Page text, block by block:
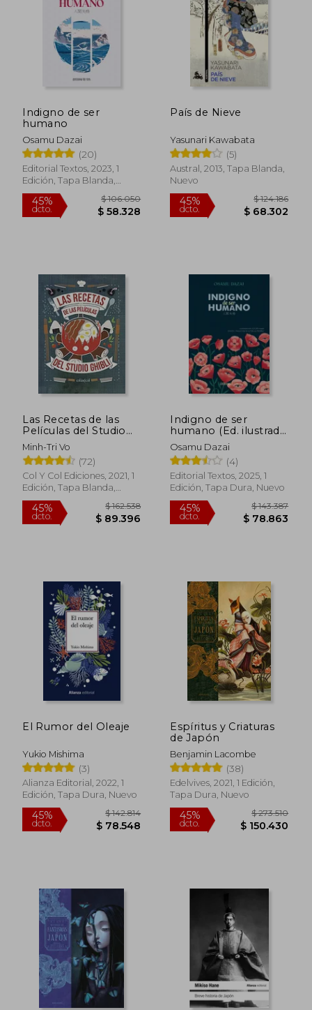
55%
$ 66.648
45%
dcto.
Indigno de ser
humano
Osamu Dazai
(20)
Editorial Textos, 2023, 1
Edición, Tapa Blanda,
Nuevo
dcto.
País de Nieve
Yasunari Kawabata
(5)
Austral, 2013, Tapa Blanda,
Nuevo
45%
dcto.
Las Recetas de las
Películas del Studio
Ghibli
Minh-Tri Vo
(72)
Col Y Col Ediciones, 2021, 1
Edición, Tapa Blanda,
Nuevo
45% $ 162.538
Indigno de ser
humano (Ed. ilustrada,
incluye póster)
Osamu Dazai
(4)
Editorial Textos, 2025, 1
Edición, Tapa Dura, Nuevo
45%
dcto.
El Rumor del Oleaje
Yukio Mishima
(3)
Alianza Editorial, 2022, 1
Edición, Tapa Dura, Nuevo
Espíritus y Criaturas
de Japón
Benjamin Lacombe
(38)
Edelvives, 2021, 1 Edición,
Tapa Dura, Nuevo